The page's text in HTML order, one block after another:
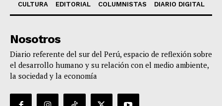
CULTURA
EDITORIAL COLUMNISTAS DIARIO DIGITAL
Nosotros
Diario referente del sur del Perú, espacio de reflexión sobre
el desarrollo humano y su relación con el medio ambiente,
la sociedad y la economía